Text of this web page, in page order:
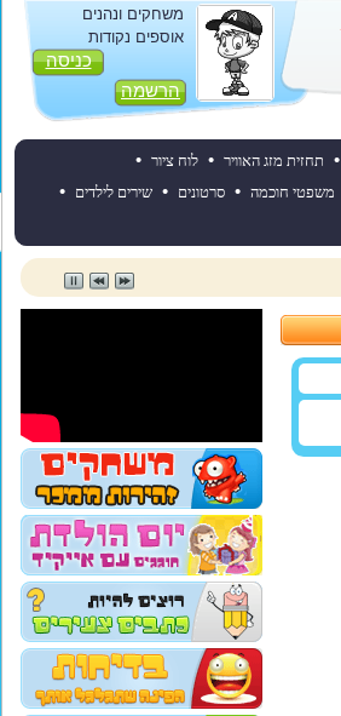
משחקים ונהנים
אוספים נקודות
כניסה
הרשמה
• תחזית מזג האוויר • לוח ציור •
משפטי חוכמה • סרטונים • שירים לילדים •